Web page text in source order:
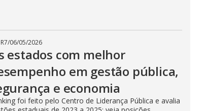
/06/05/2026
estados com melhor
em gestão pública,
e economia
foi feito pelo Centro de Liderança Pública e avalia